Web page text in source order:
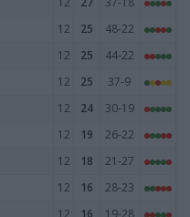
12 25
48-22
12 25
44-22
12 25
37-9
12 24
30-19
12 19
26-22
12 18
21-27
12 16
28-23
12 16
19-28